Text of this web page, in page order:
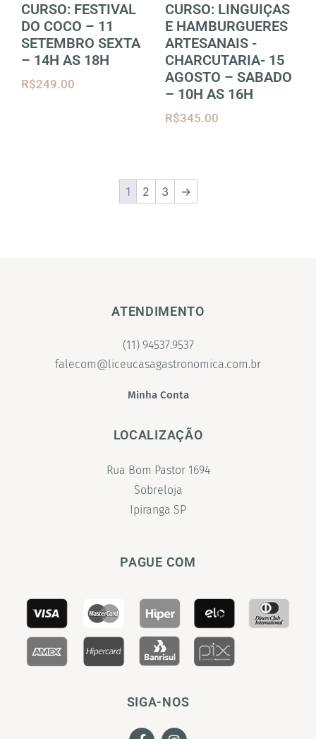
CURSO: FESTIVAL
DO COCO – 11
SETEMBRO SEXTA
– 14H AS 18H
R$249.00
CURSO: LINGUIÇAS
E HAMBURGUERES
ARTESANAIS -
CHARCUTARIA- 15
AGOSTO – SABADO
– 10H AS 16H
R$345.00
1 2 3 →
ATENDIMENTO
(11) 94537.9537
falecom@liceucasagastronomica.com.br
Minha Conta
LOCALIZAÇÃO
Rua Bom Pastor 1694
Sobreloja
Ipiranga SP
PAGUE COM
SIGA-NOS